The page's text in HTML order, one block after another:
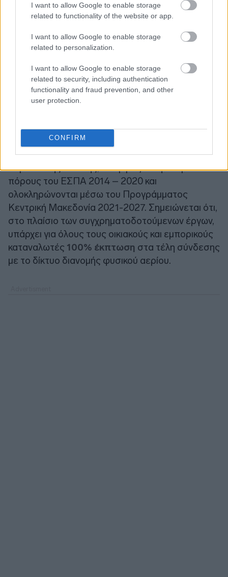
I want to allow Google to enable storage
related to functionality of the website or app.
I want to allow Google to enable storage
related to personalization.
I want to allow Google to enable storage
related to security, including authentication
functionality and fraud prevention, and other
user protection.
CONFIRM
Σύμφωνα με την Πράξη Ένταξης του
Προγράμματος, τα συγχρηματοδοτούμενα έργα
ανάπτυξης υποδομών διανομής φυσικού αερίου
στην Περιφέρεια Κεντρικής Μακεδονίας είναι
συνολικού προϋπολογισμού 49,2 εκατ. ευρώ
Δημόσια Δαπάνη, μέσω του Περιφερειακού
Επιχειρησιακού Προγράμματος, ανέρχεται στα
20,2 εκατ. ευρώ, ενώ το υπόλοιπο αποτελούν η
δαπάνες.
Με τη συγχρηματοδότηση της Ελλάδας και της
Ευρωπαϊκής Ένωσης, τα έργα ξεκίνησαν με
πόρους του ΕΣΠΑ 2014 – 2020 και
ολοκληρώνονται μέσω του Προγράμματος
Κεντρική Μακεδονία 2021-2027. Σημειώνεται ότι,
στο πλαίσιο των συγχρηματοδοτούμενων έργων,
υπάρχει για όλους τους οικιακούς και εμπορικούς
καταναλωτές 100% έκπτωση στα τέλη σύνδεσης
με το δίκτυο διανομής φυσικού αερίου.